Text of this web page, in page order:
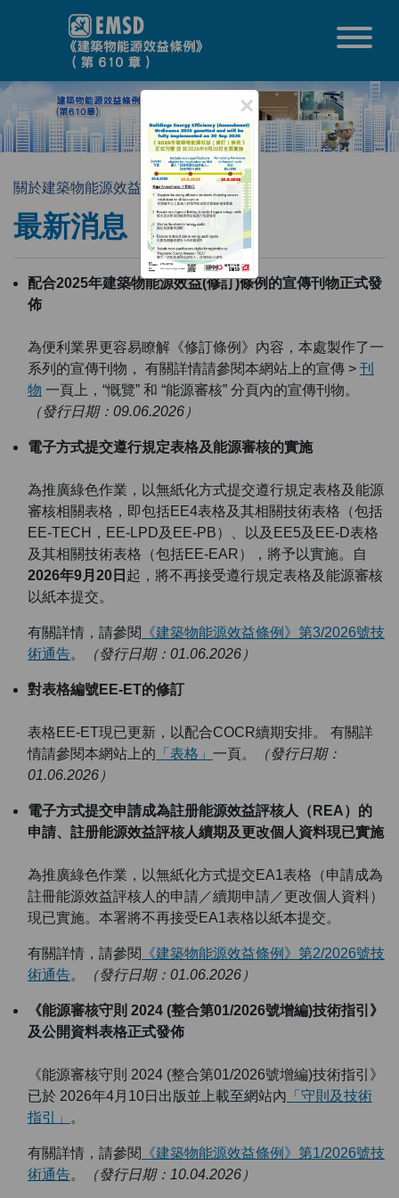
×
關於建築物能源效益條例 最新消息
最新消息
配合2025年建築物能源效益(修訂)條例的宣傳刊物正式發
佈
為便利業界更容易瞭解《修訂條例》內容，本處製作了一
系列的宣傳刊物， 有關詳情請參閱本網站上的宣傳 > 刊
物 一頁上，“慨覽” 和 “能源審核” 分頁內的宣傳刊物。
（發行日期：09.06.2026）
電子方式提交遵行規定表格及能源審核的實施
為推廣綠色作業，以無紙化方式提交遵行規定表格及能源
審核相關表格，即包括EE4表格及其相關技術表格（包括
EE-TECH，EE-LPD及EE-PB）、以及EE5及EE-D表格
及其相關技術表格（包括EE-EAR），將予以實施。自
2026年9月20日 起，將不再接受遵行規定表格及能源審核
以紙本提交。
有關詳情，請參閱
《建築物能源效益條例》第3/2026號技
術通告。 （發行日期：01.06.2026）
對表格編號EE-ET的修訂
表格EE-ET現已更新，以配合COCR續期安排。 有關詳
情請參閱本網站上的 「表格」 一頁。
（發行日期：
01.06.2026）
電子方式提交申請成為註册能源效益評核人（REA）的
申請、註册能源效益評核人續期及更改個人資料現已實施
為推廣綠色作業，以無紙化方式提交EA1表格（申請成為
註冊能源效益評核人的申請／續期申請／更改個人資料）
現已實施。本署將不再接受EA1表格以紙本提交。
有關詳情，請參閱
《建築物能源效益條例》第2/2026號技
術通告。 （發行日期：01.06.2026）
《能源審核守則 2024 (整合第01/2026號增編)技術指引》
及公開資料表格正式發佈
《能源審核守則 2024 (整合第01/2026號增編)技術指引》
已於 2026年4月10日出版並上載至網站內 「守則及技術
指引」
。
有關詳情，請參閱
《建築物能源效益條例》第1/2026號技
術通告。 （發行日期：10.04.2026）